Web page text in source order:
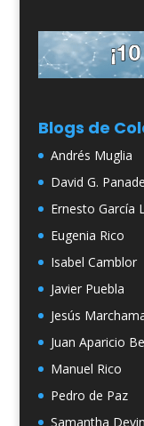
Blogs de
Andrés Muglia
David G.
Ernesto García
Eugenia Rico
Isabel Camblor
Javier Puebla
Jesús
Juan Aparicio
Manuel Rico
Pedro de Paz
Samantha Devin